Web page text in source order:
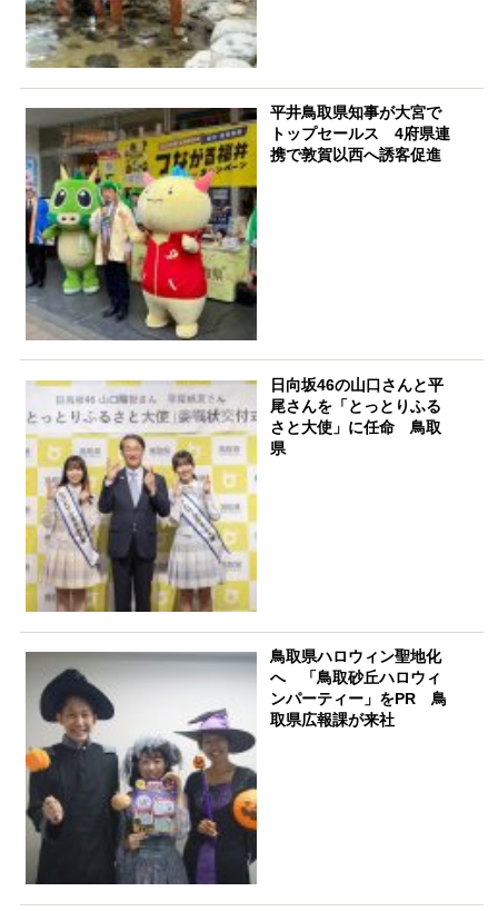
平井鳥取県知事が大宮で
トップセールス 4府県連
携で敦賀以西へ誘客促進
日向坂46の山口さんと平
尾さんを「とっとりふる
さと大使」に任命 鳥取
県
鳥取県ハロウィン聖地化
へ 「鳥取砂丘ハロウィ
ンパーティー」をPR 鳥
取県広報課が来社